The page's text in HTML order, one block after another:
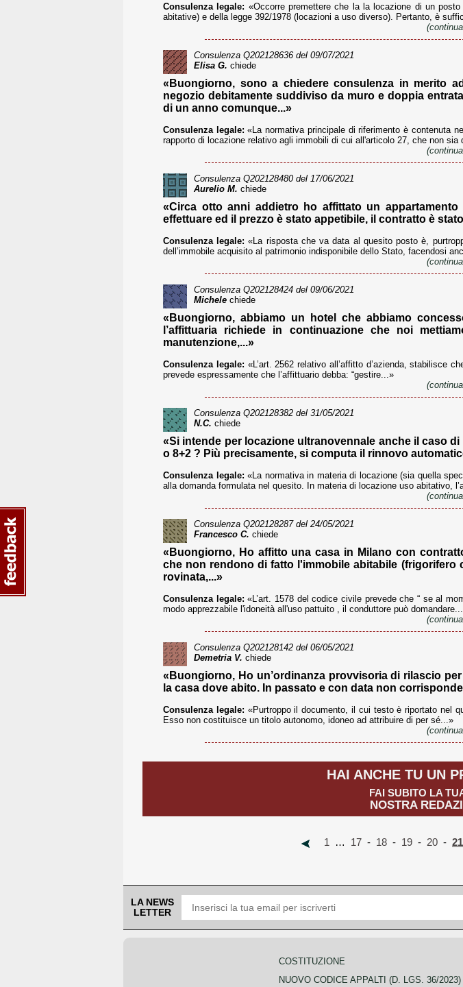
Consulenza legale: «Occorre premettere che la la locazione di un
abitative) e della legge 392/1978 (locazioni a uso diverso). Pertanto, è
Consulenza Q202128636 del 09/07/2021
Elisa G. chiede
«Buongiorno, sono a chiedere consulenza in merito
negozio debitamente suddiviso da muro e doppia
di un anno comunque...»
Consulenza legale: «La normativa principale di riferimento è contenuta
rapporto di locazione relativo agli immobili di cui all'articolo 27, che non sia
Consulenza Q202128480del 17/06/2021
Aurelio M. chiede
«Circa otto anni addietro ho affittato un
effettuare ed il prezzo è stato appetibile, il contratto è
Consulenza legale: «La risposta che va data al quesito posto è,
dell’immobile acquisito al patrimonio indisponibile dello Stato, facendosi
Consulenza Q202128424 del 09/06/2021
Michele chiede
«Buongiorno, abbiamo un hotel che abbiamo
l’affittuaria richiede in continuazione che noi
manutenzione,...»
Consulenza legale: «L’art. 2562 relativo all’affitto d’azienda, stabilisce
prevede espressamente che l’affittuario debba: “gestire...»
Consulenza Q202128382 del 31/05/2021
N.C. chiede
«Si intende per locazione ultranovennale anche il caso
o 8+2 ? Più precisamente, si computa il rinnovo
Consulenza legale: «La normativa in materia di locazione (sia quella
alla domanda formulata nel quesito. In materia di locazione uso abitativo,
Consulenza Q202128287del 24/05/2021
Francesco C. chiede
«Buongiorno, Ho affitto una casa in Milano con
che non rendono di fatto l'immobile abitabile
rovinata,...»
Consulenza legale: «L’art. 1578 del codice civile prevede che “ se al
modo apprezzabile l'idoneità all'uso pattuito , il conduttore può
Consulenza Q202128142 del 06/05/2021
Demetria V. chiede
«Buongiorno, Ho un’ordinanza provvisoria di rilascio
la casa dove abito. In passato e con data non
Consulenza legale: «Purtroppo il documento, il cui testo è riportato nel
Esso non costituisce un titolo autonomo, idoneo ad attribuire di per sé...»
HAI ANCHE TU UN
FAI SUBITO LA
NOSTRA
1 … 17 - 18 - 19 - 20 - 21
LA NEWS
LETTER
COSTITUZIONE
NUOVO CODICE APPALTI (D. LGS. 36/2023)